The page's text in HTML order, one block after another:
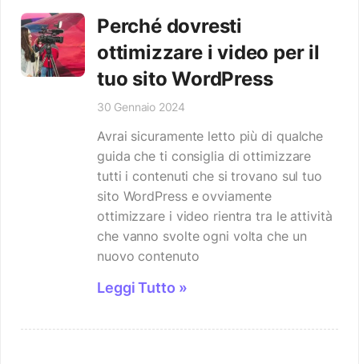
Perché dovresti
ottimizzare i video per il
tuo sito WordPress
30 Gennaio 2024
Avrai sicuramente letto più di qualche
guida che ti consiglia di ottimizzare
tutti i contenuti che si trovano sul tuo
sito WordPress e ovviamente
ottimizzare i video rientra tra le attività
che vanno svolte ogni volta che un
nuovo contenuto
Leggi Tutto »